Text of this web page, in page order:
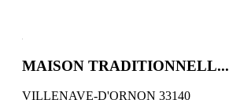
MAISON TRADITIONNELL...
VILLENAVE-D'ORNON 33140